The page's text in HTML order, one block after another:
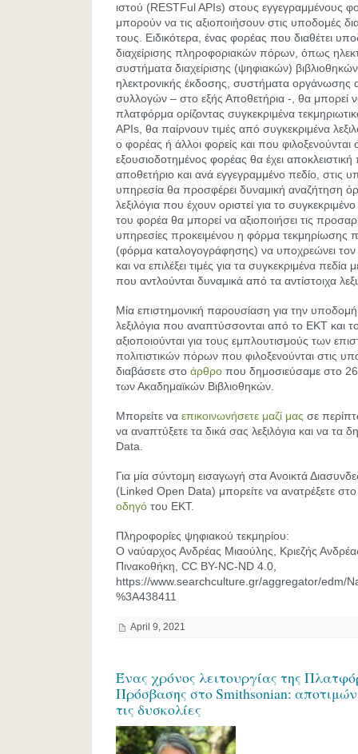
ιστού (RESTFul APIs) στους εγγεγραμμένους
μπορούν να τις αξιοποιήσουν στις υποδομές
τους. Ειδικότερα, ένας φορέας που διαθέτει
διαχείρισης πληροφοριακών πόρων, όπως
συστήματα διαχείρισης (ψηφιακών)
ηλεκτρονικής έκδοσης, συστήματα οργάνωσης
συλλογών – στο εξής Αποθετήρια -, θα μπορεί
πλατφόρμα ορίζοντας συγκεκριμένα
APIs, θα παίρνουν τιμές από συγκεκριμένα
ο φορέας ή άλλοι φορείς και που
εξουσιοδοτημένος φορέας θα έχει
αποθετήριο και ανά εγγεγραμμένο πεδίο, στις
υπηρεσία θα προσφέρει δυναμική αναζήτηση
λεξιλόγια που έχουν οριστεί για το
του φορέα θα μπορεί να αξιοποιήσει τις
υπηρεσίες προκειμένου η φόρμα
(φόρμα καταλογογράφησης) να υποχρεώνει τον
και να επιλέξει τιμές για τα συγκεκριμένα
που αντλούνται δυναμικά από τα αντίστοιχα
Μία επιστημονική παρουσίαση για την
λεξιλόγια που αναπτύσσονται από το ΕΚΤ και
αξιοποιούνται για τους εμπλουτισμούς των
πολιτιστικών πόρων που φιλοξενούνται στις
διαβάσετε στο άρθρο που δημοσιεύσαμε στο
των Ακαδημαϊκών Βιβλιοθηκών.
Μπορείτε να επικοινωνήσετε μαζί μας σε
να αναπτύξετε τα δικά σας λεξιλόγια και να τα
Data.
Για μία σύντομη εισαγωγή στα Ανοικτά
(Linked Open Data) μπορείτε να ανατρέξετε
οδηγό του EKT.
Πληροφορίες ψηφιακού τεκμηρίου:
Ο ναύαρχος Ανδρέας Μιαούλης, Κριεζής
Πινακοθήκη, CC BY-NC-ND 4.0,
https://www.searchculture.gr/aggregator/edm/
%3A438411
April 9, 2021
Ένας χρόνος λειτουργίας της
Πρόσβασης στο Smithsonian:
τις δυσκολίες